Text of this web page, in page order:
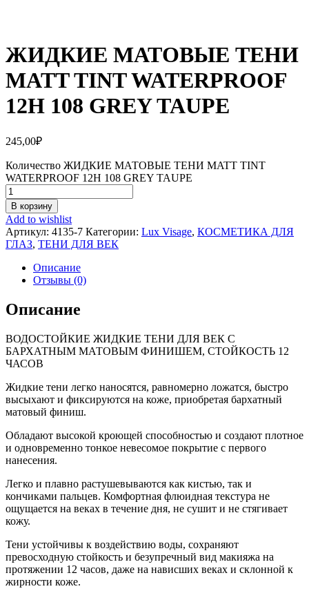
ЖИДКИЕ МАТОВЫЕ ТЕНИ
MATT TINT WATERPROOF
12H 108 GREY TAUPE
245,00₽
Количество ЖИДКИЕ МАТОВЫЕ ТЕНИ MATT TINT
WATERPROOF 12H 108 GREY TAUPE
В корзину
Add to wishlist
Артикул: 4135-7 Категории: Lux Visage, КОСМЕТИКА ДЛЯ
ГЛАЗ, ТЕНИ ДЛЯ ВЕК
Описание
Отзывы (0)
Описание
ВОДОСТОЙКИЕ ЖИДКИЕ ТЕНИ ДЛЯ ВЕК С
БАРХАТНЫМ МАТОВЫМ ФИНИШЕМ, СТОЙКОСТЬ 12
ЧАСОВ
Жидкие тени легко наносятся, равномерно ложатся, быстро
высыхают и фиксируются на коже, приобретая бархатный
матовый финиш.
Обладают высокой кроющей способностью и создают плотное
и одновременно тонкое невесомое покрытие с первого
нанесения.
Легко и плавно растушевываются как кистью, так и
кончиками пальцев. Комфортная флюидная текстура не
ощущается на веках в течение дня, не сушит и не стягивает
кожу.
Тени устойчивы к воздействию воды, сохраняют
превосходную стойкость и безупречный вид макияжа на
протяжении 12 часов, даже на нависших веках и склонной к
жирности коже.